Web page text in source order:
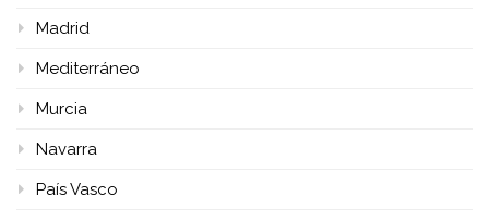
Madrid
Mediterráneo
Murcia
Navarra
País Vasco